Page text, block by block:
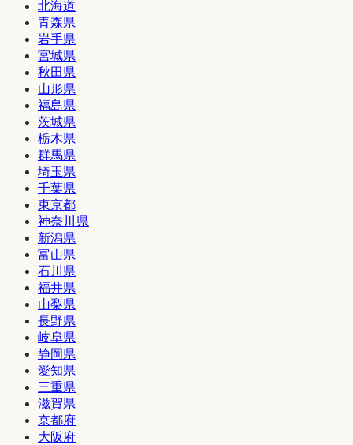
北海道
青森県
岩手県
宮城県
秋田県
山形県
福島県
茨城県
栃木県
群馬県
埼玉県
千葉県
東京都
神奈川県
新潟県
富山県
石川県
福井県
山梨県
長野県
岐阜県
静岡県
愛知県
三重県
滋賀県
京都府
大阪府